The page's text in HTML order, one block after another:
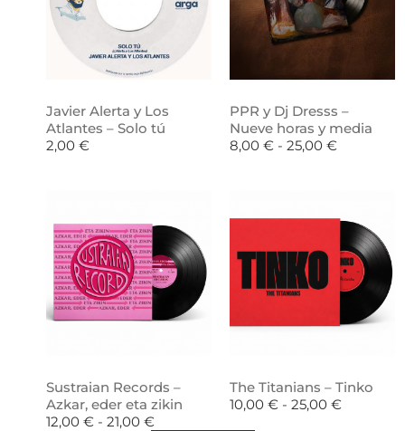
Javier Alerta y Los
Atlantes – Solo tú
2,00 €
PPR y Dj Dresss –
Nueve horas y media
8,00 € - 25,00 €
Sustraian Records –
Azkar, eder eta zikin
12,00 € - 21,00 €
The Titanians – Tinko
10,00 € - 25,00 €